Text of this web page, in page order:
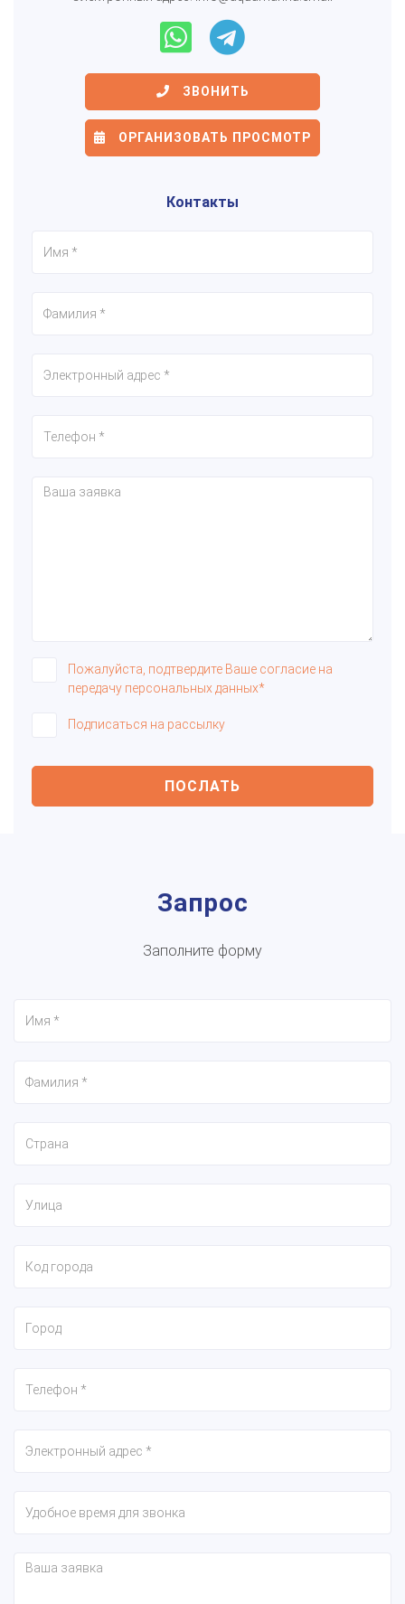
ЗВОНИТЬ
ОРГАНИЗОВАТЬ ПРОСМОТР
Контакты
Пожалуйста, подтвердите Ваше согласие на
передачу персональных данных*
Подписаться на рассылку
ПОСЛАТЬ
Запрос
Заполните форму